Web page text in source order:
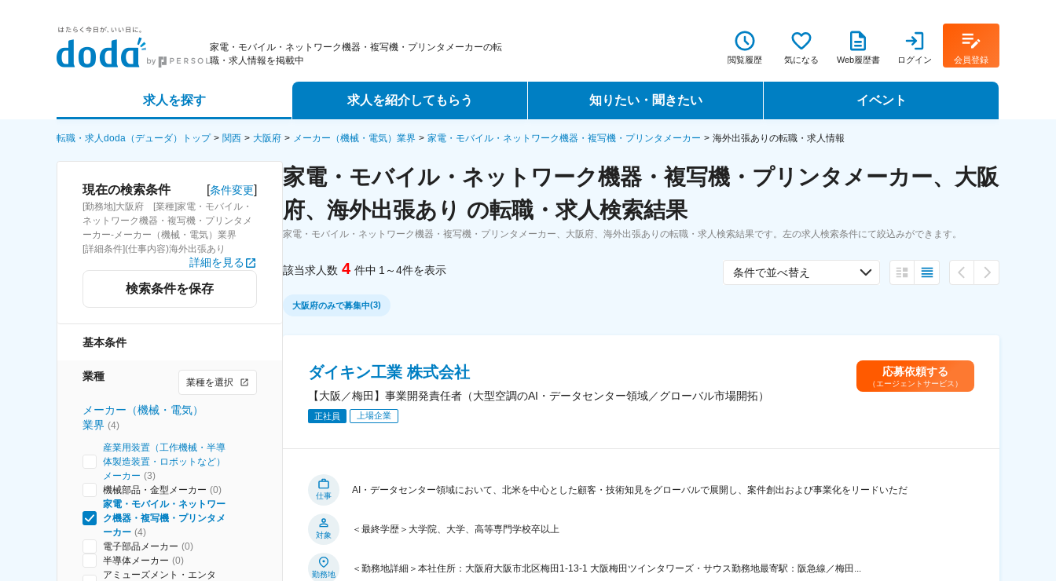
家電・モバイル・ネットワーク機器・複写機・プリンタメーカーの転
職・求人情報を掲載中
閲覧履歴 気になる Web履歴書 ログイン 会員登録
求人を探す
詳細条件から探す
求人特集から探す
求人を紹介してもらう
エージェントサービス
スカウトサービス
パートナーエージェントサービス
知りたい・聞きたい
転職ノウハウ
データで見る転職
コラム・インタビュー
イベント
転職イベント・転職セミナー
転職フェア
転職・求人doda（デューダ）トップ 関西 大阪府 メーカー（機械・電気）業界 家電・モバイル・ネットワーク機器・複写機・プリンタメーカー 海外出張ありの転職・求人情報
現在の検索条件 [条件変更]
[勤務地]大阪府 [業種]家電・モバイル・
ネットワーク機器・複写機・プリンタメ
ーカー-メーカー（機械・電気）業界
[詳細条件](仕事内容)海外出張あり
詳細を見る
検索条件を保存
基本条件
業種 業種を選択
メーカー（機械・電気）
業界 (4)
産業用装置（工作機械・半導
体製造装置・ロボットなど）
メーカー (3)
機械部品・金型メーカー (0)
家電・モバイル・ネットワー
ク機器・複写機・プリンタメ
ーカー (4)
電子部品メーカー (0)
半導体メーカー (0)
アミューズメント・エンタ
家電・モバイル・ネットワーク機器・複写機・プリンタメーカー、大阪
府、海外出張あり の転職・求人検索結果
家電・モバイル・ネットワーク機器・複写機・プリンタメーカー、大阪府、海外出張ありの転職・求人検索結果です。左の求人検索条件にて絞込みができます。
該当求人数 4 件中 1～4件を表示 条件で並べ替え
大阪府のみで募集中(3)
ダイキン工業 株式会社
【大阪／梅田】事業開発責任者（大型空調のAI・データセンター領域／グローバル市場開拓）
正社員 上場企業
応募依頼する
（エージェントサービス）
仕事
AI・データセンター領域において、北米を中心とした顧客・技術知見をグローバルで展開し、案件創出および事業化をリードいただ
対象
＜最終学歴＞大学院、大学、高等専門学校卒以上
勤務地
＜勤務地詳細＞本社住所：大阪府大阪市北区梅田1-13-1 大阪梅田ツインタワーズ・サウス勤務地最寄駅：阪急線／梅田...